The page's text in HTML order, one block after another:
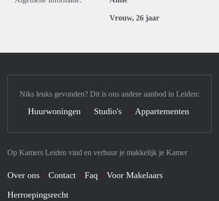
Vrouw, 26 jaar
Op Kamers Leiden vind en verhuur je makkelijk je Kamer
Over ons Contact Faq
Voor Makelaars
Herroepingsrecht
Niks leuks gevonden? Dit is ons andere aanbod in Leiden:
Huurwoningen Studio's Appartementen